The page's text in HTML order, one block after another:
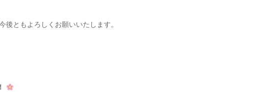
後ともよろしくお願いいたします。